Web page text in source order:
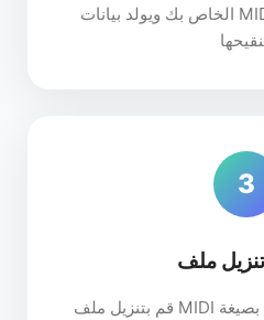
الخاص بك ويولد بيانات MIDI قابلة للتحرير يمكنك
3
قم بتنزيل ملف MIDI الخاص بك بصيغة .mid وافتحه